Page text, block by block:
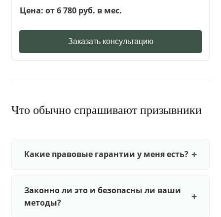
Цена: от 6 780 руб. в мес.
Заказать консультацию
Что обычно спрашивают призывники
Какие правовые гарантии у меня есть?
Законно ли это и безопасны ли ваши
методы?